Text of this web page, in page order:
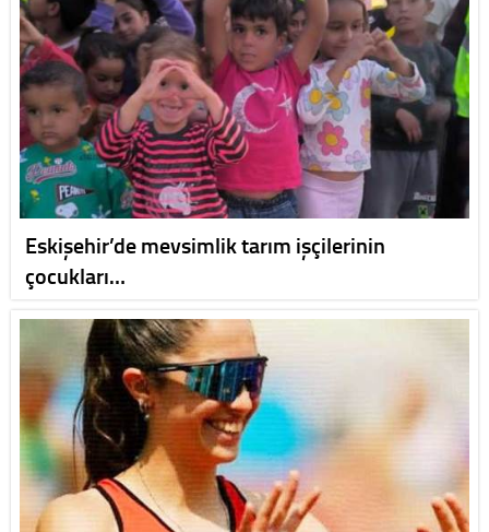
Eskişehir’de mevsimlik tarım işçilerinin
çocukları…